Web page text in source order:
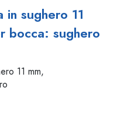
in sughero 11
bocca: sughero